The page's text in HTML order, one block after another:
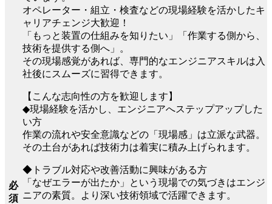
必
須
オペレーター・組立・検査などの現場経験を活かしたキ
ャリアチェンジ大歓迎！
「もっと装置の仕組みを知りたい」「作業する側から、
技術を提供する側へ」。
その現場感覚があれば、専門的なエンジニアスキルは入
社後にスムーズに習得できます。
【こんな志向性の方を歓迎します】
◆現場経験を活かし、エンジニアへステップアップした
い方
作業の流れや安全意識などの「現場感」は立派な武器。
その土台があれば技術力は着実に積み上げられます。
◆トラブル対応や改善活動に興味がある方
「なぜエラーが出たか」という現場での気づきはエンジ
ニアの素質。より深い技術領域で活躍できます。